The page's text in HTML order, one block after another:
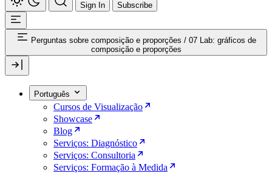
Sign In Subscribe
Perguntas sobre composição e proporções / 07 Lab: gráficos de
composição e proporções
Português
Cursos de Visualização
Showcase
Blog
Serviços: Diagnóstico
Serviços: Consultoria
Serviços: Formação à Medida